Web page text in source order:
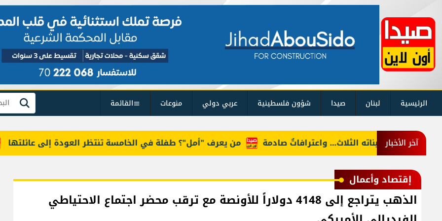
الرئيسية لبنان صيدا شؤون فلسطينية عربي دولي منوعات القائمة بحث
آخر الأخبار من يعرف "أمل"؟ طفلة في الخامسة تنتظر العودة إلى عائلتها على بناته الثلاث… واعترافاتٌ صادمة
إقتصاد وأعمال
الذهب يتراجع إلى 4148 دولاراً للأونصة مع ترقب محضر اجتماع الاحتياطي